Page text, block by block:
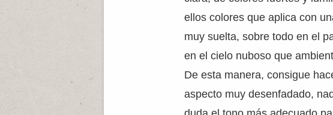
ellos colores que aplica con
muy suelta, sobre todo en el
en el cielo nuboso que
De esta manera, consigue
aspecto muy desenfadado,